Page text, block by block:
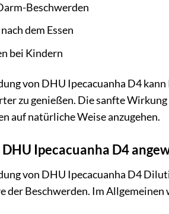
Beschwerden
dem Essen
bei Kindern
von DHU Ipecacuanha D4
zu genießen. Die sanfte
auf natürliche Weise anzugehen.
Ipecacuanha D4
von DHU Ipecacuanha D4
der Beschwerden. Im